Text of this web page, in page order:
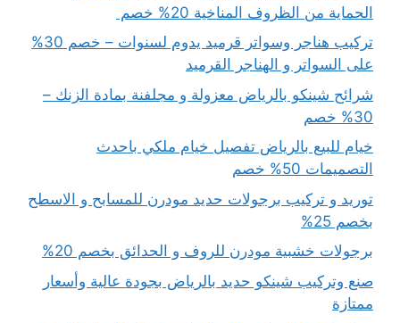
الحماية من الظروف المناخية 20% خصم
تركيب هناجر وسواتر قرميد يدوم لسنوات – خصم 30%
على السواتر و الهناجر القرميد
شرائح شينكو بالرياض معزولة و مجلفنة بمادة الزنك –
30% خصم
خيام للبيع بالرياض تفصيل خيام ملكي باحدث
التصميمات 50% خصم
توريد و تركيب برجولات حديد مودرن للمسابح و الاسطح
بخصم 25%
برجولات خشبية مودرن للروف و الحدائق بخصم 20%
صنع وتركيب شينكو حديد بالرياض بجودة عالية وأسعار
ممتازة